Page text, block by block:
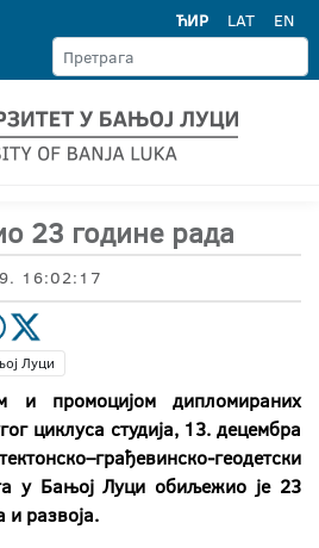
ЋИР LAT EN
23 године рада
16:02:17
Луци
и промоцијом дипломираних
циклуса студија, 13. децембра
геодетски
у Бањој Луци обиљежио је 23
и развоја.